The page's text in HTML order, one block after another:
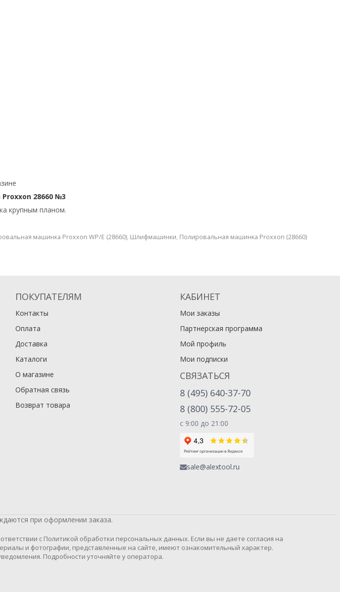
28660 №3
крупным планом.
машинка Proxxon WP/E (28660), Шлифмашинки, Полировальная машинка Proxxon (28660)
ПОКУПАТЕЛЯМ
Контакты
Оплата
Доставка
Каталоги
О магазине
Обратная связь
Возврат товара
КАБИНЕТ
Мои заказы
Партнерская программа
Мой профиль
Мои подписки
СВЯЗАТЬСЯ
8 (495) 640-37-70
8 (800) 555-72-05
с 9:00 до 21:00
sale@alextool.ru
при оформлении заказа.
с Политикой обработки персональных данных. Если вы не даете согласия на
и фотографии, представленные на сайте, имеют ознакомительный характер.
Подробности уточняйте у оператора.